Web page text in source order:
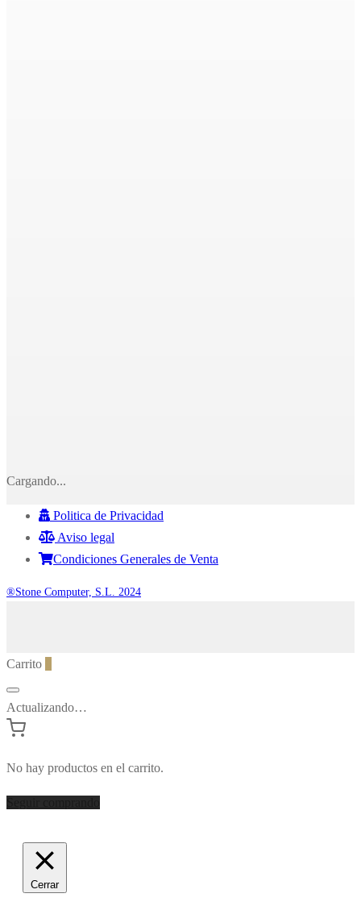
Cargando...
Politica de Privacidad
Aviso legal
Condiciones Generales de Venta
®Stone Computer, S.L. 2024
Carrito
Actualizando…
No hay productos en el carrito.
Cerrar